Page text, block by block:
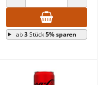
ANZAHL VERRINGERN ANZAHL
ab3Stück5% sparen